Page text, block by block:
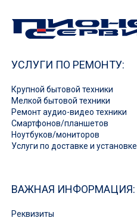
УСЛУГИ ПО РЕМОНТУ:
Крупной бытовой техники
Мелкой бытовой техники
Ремонт аудио-видео техники
Смартфонов/планшетов
Ноутбуков/мониторов
Услуги по доставке и установке
ВАЖНАЯ ИНФОРМАЦИЯ:
Реквизиты